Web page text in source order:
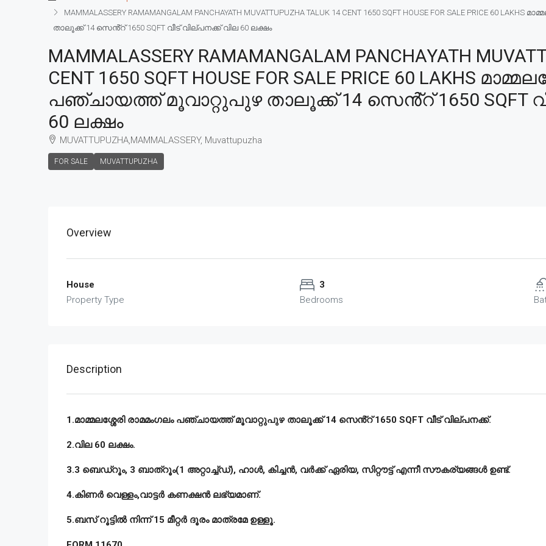
MAMMALASSERY RAMAMANGALAM PANCHAYATH MUVATTUPUZHA TALUK 14 CENT 1650 SQFT HOUSE FOR SALE PRICE 60
താലൂക്ക് 14 സെൻ്റ് 1650 SQFT വീട് വില്പനക്ക് വില 60 ലക്ഷം
MAMMALASSERY RAMAMANGALAM PANCHAYATH
CENT 1650 SQFT HOUSE FOR SALE PRICE 60 LAKHS
പഞ്ചായത്ത് മൂവാറ്റുപുഴ താലൂക്ക് 14 സെൻ്റ് 1650 SQFT
60 ലക്ഷം
MUVATTUPUZHA,MAMMALASSERY, Muvattupuzha
FOR SALE MUVATTUPUZHA
Overview
House
Property Type
3
Bedrooms
Description
1.മാമ്മലശ്ശേരി രാമമംഗലം പഞ്ചായത്ത് മൂവാറ്റുപുഴ താലൂക്ക് 14 സെൻ്റ് 1650 SQFT വീട് വില്പനക്ക്.
2.വില 60 ലക്ഷം.
3.3 ബെഡ്റൂം, 3 ബാത്റൂം(1 അറ്റാച്ച്ഡ്), ഹാൾ, കിച്ചൻ, വർക്ക് ഏരിയ, സിറ്റൗട്ട് എന്നീ സൗകര്യങ്ങൾ ഉണ്ട്.
4.കിണർ വെള്ളം,വാട്ടർ കണക്ഷൻ ലഭ്യമാണ്.
5.ബസ് റൂട്ടിൽ നിന്ന് 15 മീറ്റർ ദൂരം മാത്രമേ ഉള്ളൂ.